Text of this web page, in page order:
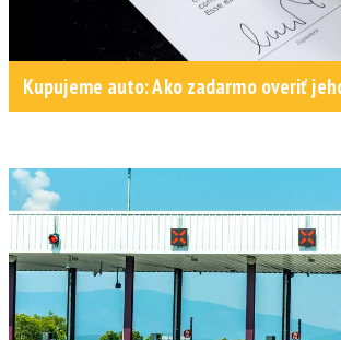
Kupujeme auto: Ako zadarmo overiť